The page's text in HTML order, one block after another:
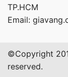
TP.HCM
Email:
©Copyright
reserved.